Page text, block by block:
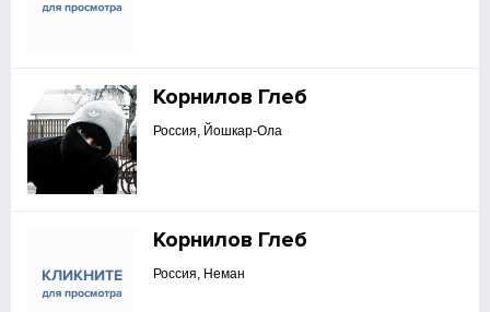
Корнилов Глеб
Россия, Йошкар-Ола
Корнилов Глеб
Россия, Неман